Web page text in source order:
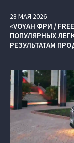
28 МАЯ 2026
«VOYAH ФРИ /
ПОПУЛЯРНЫХ
РЕЗУЛЬТАТАМ